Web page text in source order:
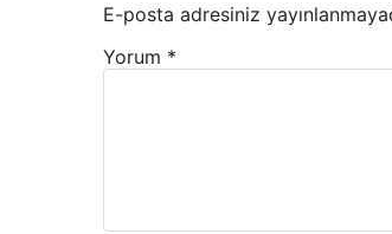
E-posta adresiniz
Yorum *